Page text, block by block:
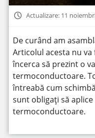
Actualizare: 11
De curând am
Articolul acesta nu
încerca să prezint o
termoconductoare.
întreabă cum
sunt obligați să
termoconductoare.